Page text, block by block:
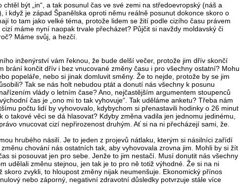
chtěl být „in“, a tak posunul čas ve své zemi na středoevropský (náš a
i když je západ Španělska oproti němu reálně posunut dokonce skoro o
to tam jako velké téma, protože lidem se žití podle cizího času právem
cizí máme nyní naopak trvale přecházet? Půjčit si navždy moldavský či
Máme svůj, a hezčí.
inženýrství vám řeknou, že bude delší večer, protože jim dřív skončí
brání končit dřív i bez vnucované změny času i pro všechny ostatní? Mohu
popeláře, nebo si jinak domluvit směny. Že to nejde, protože by se jim
Tak se nás holt nebudou ptát a donutí nás všechny k posunu
vlády o letním čase? Ano, nejčastějším argumentem stoupenců
čas je „ono mi to tak vyhovuje“. Tak uděláme anketu? Třeba nám
počtu lidí by vyhovovalo, kdybychom si přenastavili hodinky o 26 minut
o takové věci se dá hlasovat? Kdyby změna vadila jen jednomu jedinému,
vnucovat cizí nepřirozenost druhým. Ať si na ni přecházejí sami, že.
hrubého násilí. Je to jeden z projevů nátlaku, kterým si násilníci zařídí
chování nás ostatních tak, aby vyhovovala zrovna jim. Mohli by si žít
si posouvat jen pro sebe. Jenže to jim nestačí. Musí donutit nás všechny
udělali změnu stejnou, jen tak je to pro ně totiž výhodné. Že si na ni
skoro zvykli, to hloupost změny nijak neumenšuje. Ekonomický přínos
nebo záporný, negativní zdravotní důsledky potvrzuje stále více